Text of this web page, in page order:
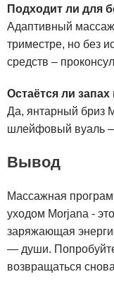
Подходит ли для
Адаптивный
триместре, но без
средств –
Остаётся ли запах
Да, янтарный бриз
шлейфовый вуаль
Вывод
Массажная
уходом Morjana - это
заряжающая
— души.
возвращаться